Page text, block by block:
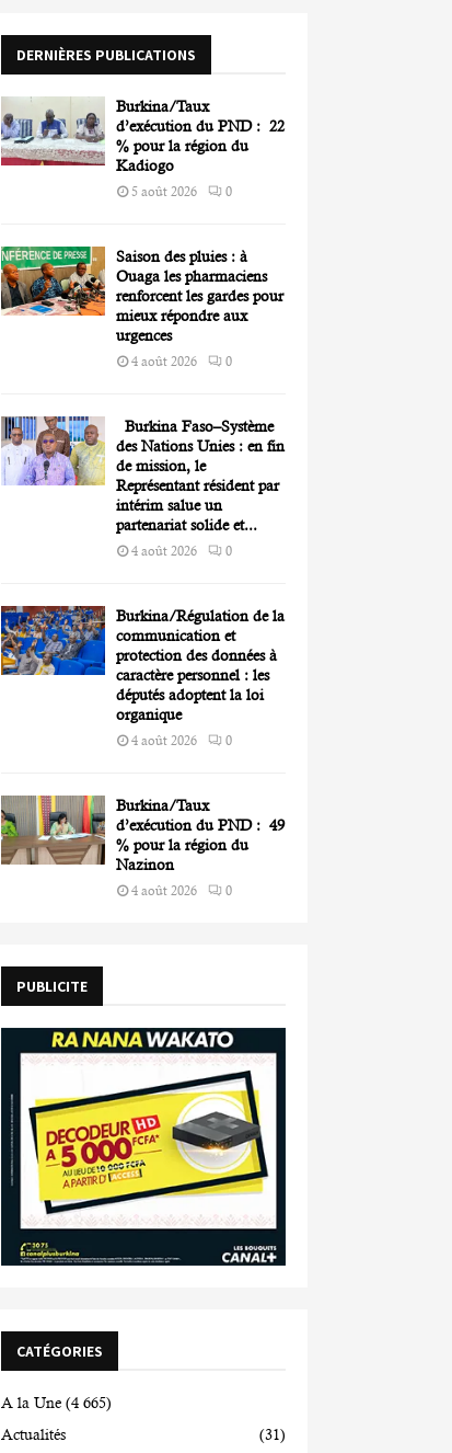
r
H
DERNIÈRES PUBLICATIONS
Burkina/Taux
d’exécution du PND : 22
% pour la région du
Kadiogo
5 août 2026 0
Saison des pluies : à
Ouaga les pharmaciens
renforcent les gardes pour
mieux répondre aux
urgences
4 août 2026 0
Burkina Faso–Système
des Nations Unies : en fin
de mission, le
Représentant résident par
intérim salue un
partenariat solide et...
4 août 2026 0
Burkina/Régulation de la
communication et
protection des données à
caractère personnel : les
députés adoptent la loi
organique
4 août 2026 0
Burkina/Taux
d’exécution du PND : 49
% pour la région du
Nazinon
4 août 2026 0
PUBLICITE
CATÉGORIES
A la Une (4 665)
Actualités
(31)